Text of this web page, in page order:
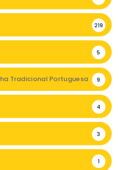
219
5
Tradicional Portuguesa 9
4
3
1